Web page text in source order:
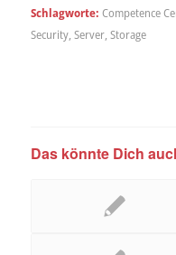
Schlagworte: Competence
Security, Server, Storage
Das könnte Dich